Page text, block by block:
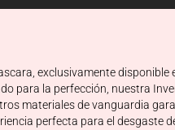
exclusivamente
para la perfección, nuestra
materiales de vanguardia
perfecta para el desgaste